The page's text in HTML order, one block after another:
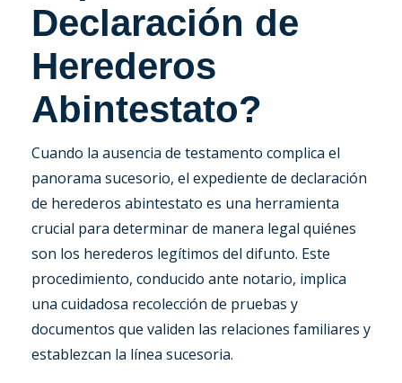
Declaración de
Herederos
Abintestato?
Cuando la ausencia de testamento complica el
panorama sucesorio, el expediente de declaración
de herederos abintestato es una herramienta
crucial para determinar de manera legal quiénes
son los herederos legítimos del difunto. Este
procedimiento, conducido ante notario, implica
una cuidadosa recolección de pruebas y
documentos que validen las relaciones familiares y
establezcan la línea sucesoria.